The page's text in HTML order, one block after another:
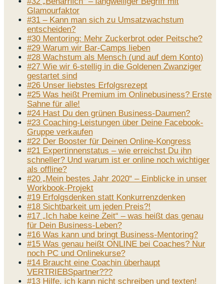
Glamourfaktor
#31 – Kann man sich zu Umsatzwachstum
entscheiden?
#30 Mentoring: Mehr Zuckerbrot oder Peitsche?
#29 Warum wir Bar-Camps lieben
#28 Wachstum als Mensch (und auf dem Konto)
#27 Wie wir 6-stellig in die Goldenen Zwanziger
gestartet sind
#26 Unser liebstes Erfolgsrezept
#25 Was heißt Premium im Onlinebusiness? Erste
Sahne für alle!
#24 Hast Du den grünen Business-Daumen?
#23 Coaching-Leistungen über Deine Facebook-
Gruppe verkaufen
#22 Der Booster für Deinen Online-Kongress
#21 Expertinnenstatus – wie erreichst Du ihn
schneller? Und warum ist er online noch wichtiger
als offline?
#20 „Mein bestes Jahr 2020“ – Einblicke in unser
Workbook-Projekt
#19 Erfolgsdenken statt Konkurrenzdenken
#18 Sichtbarkeit um jeden Preis?!
#17 „Ich habe keine Zeit“ – was heißt das genau
für Dein Business-Leben?
#16 Was kann und bringt Business-Mentoring?
#15 Was genau heißt ONLINE bei Coaches? Nur
noch PC und Onlinekurse?
#14 Braucht eine Coachin überhaupt
VERTRIEBSpartner???
#13 Hilfe, ich kann nicht schreiben und texten!